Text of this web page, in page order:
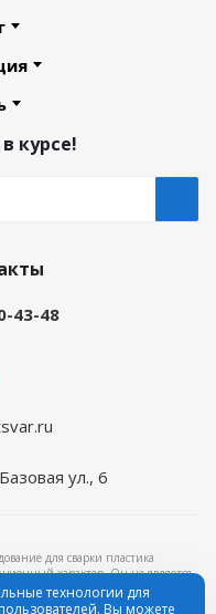
курсе!
43-48
ул., 6
для сварки пластика
характер. Он не является
является публичной офертой,
кодекса Российской Федерации.
технологии для
Вы можете